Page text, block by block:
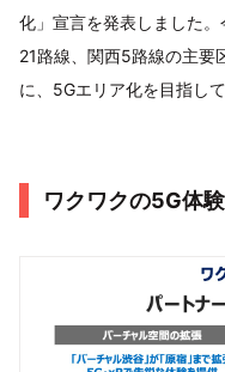
化」宣言を発表しました
21路線、関西5路線の主要
に、5Gエリア化を目指して
ワクワクの5G体験